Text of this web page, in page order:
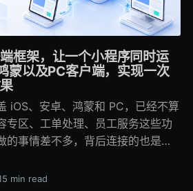
框架，让一个小程序同时运
蒙以及PC客户端，实现一次
iOS、安卓、鸿蒙和 PC，已经不算
专区、工单处理、员工服务这些功
的事情差不多，背后连接的也是同
时经常会落进四个工程：移动端各
PC 端重新处理窗口和键鼠交互。
min read